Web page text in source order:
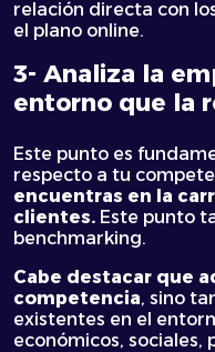
relación directa con
el plano online.
3- Analiza la
entorno que la
Este punto es
respecto a tu
encuentras en la
clientes. Este punto
benchmarking.
Cabe destacar que
competencia, sino
existentes en el
económicos, sociales,